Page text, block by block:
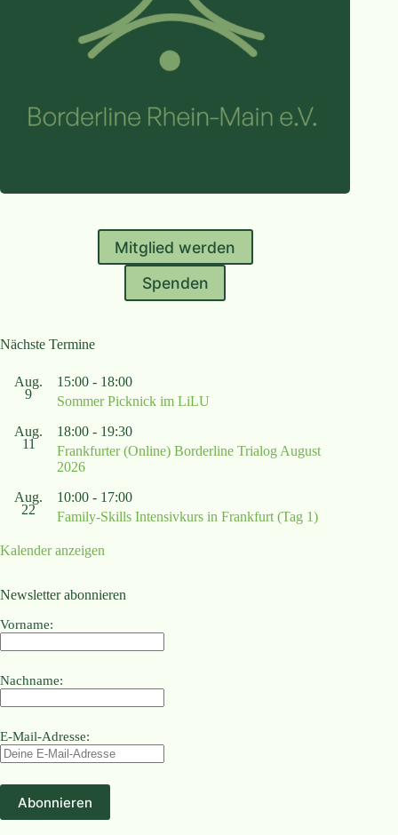
Mitglied werden
Spenden
Nächste Termine
Aug.
9
15:00 - 18:00
Sommer Picknick im LiLU
Aug.
11
18:00 - 19:30
Frankfurter (Online) Borderline Trialog August
2026
Aug.
22
10:00 - 17:00
Family-Skills Intensivkurs in Frankfurt (Tag 1)
Kalender anzeigen
Newsletter abonnieren
Vorname:
Nachname:
E-Mail-Adresse: